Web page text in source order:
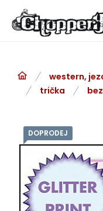
western,
trička
DOPRODEJ